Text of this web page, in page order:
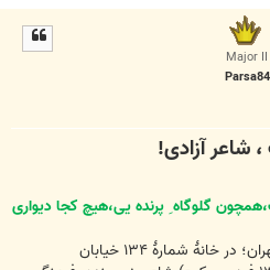
Major II
Parsa84
گلوگاه ِ پرنده یی،هیچ کجا دیواری
(زاده ۲۱ آذر، ۱۳۰۴ در تهران؛ در خانهٔ شمارهٔ ۱۳۴ خیابان